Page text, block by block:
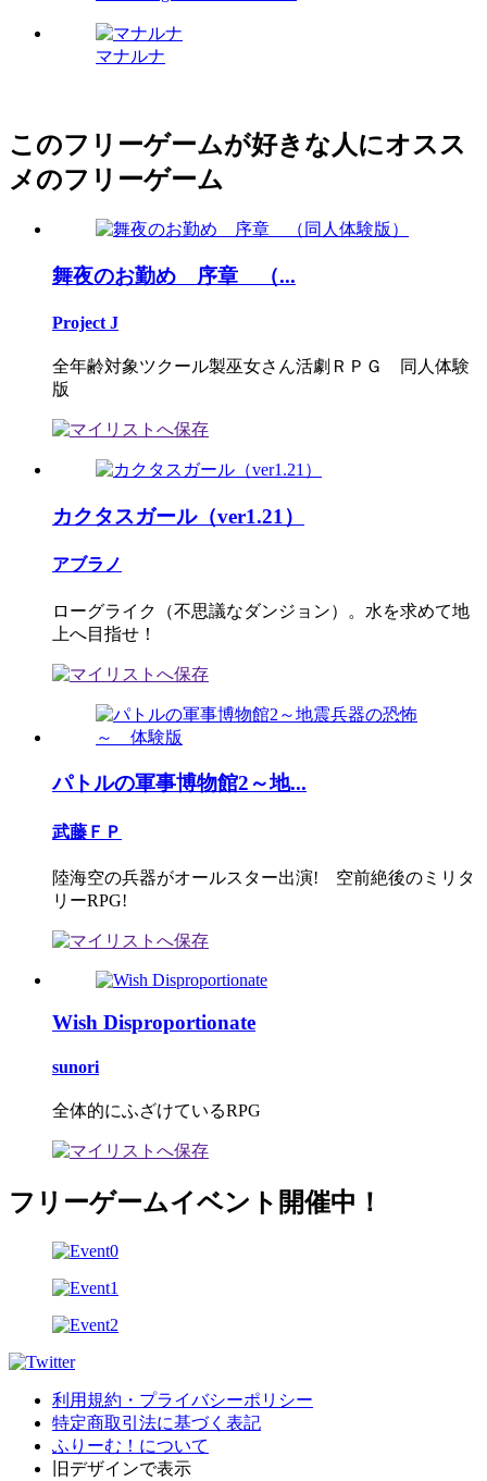
マナルナ
このフリーゲームが好きな人にオスス
メのフリーゲーム
舞夜のお勤め 序章 （...
Project J
全年齢対象ツクール製巫女さん活劇ＲＰＧ 同人体験
版
カクタスガール（ver1.21）
アブラノ
ローグライク（不思議なダンジョン）。水を求めて地
上へ目指せ！
パトルの軍事博物館2～地...
武藤ＦＰ
陸海空の兵器がオールスター出演! 空前絶後のミリタ
リーRPG!
Wish Disproportionate
sunori
全体的にふざけているRPG
フリーゲームイベント開催中！
利用規約・プライバシーポリシー
特定商取引法に基づく表記
ふりーむ！について
旧デザインで表示